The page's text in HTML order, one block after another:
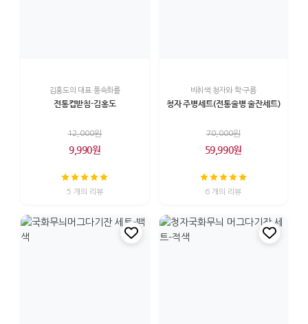
김홍도의 대표 풍속화를
전통컵받침-김홍도
12,000원
9,990원
5 개의 리뷰
비취색 청자와 학·구름
청자 주병세트(전통술병 술잔세트)
70,000원
59,990원
6 개의 리뷰